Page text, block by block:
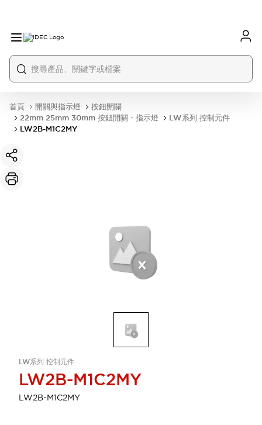
首頁 開關與指示燈
按鈕開關
22mm 25mm 30mm 按鈕開關・指示燈
LW系列 控制元件
LW2B-M1C2MY
LW系列 控制元件
LW2B-M1C2MY
LW2B-M1C2MY